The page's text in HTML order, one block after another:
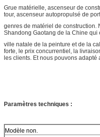
Grue matérielle, ascenseur de
tour, ascenseur autopropulsé de
genres de matériel de construction.
Shandong Gaotang de la Chine qui
ville natale de la peinture et de la
forte, le prix concurrentiel, la
les clients. Et nous pouvons
Paramètres techniques :
Modèle non.